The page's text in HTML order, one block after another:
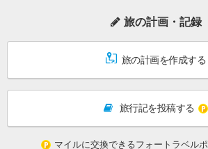
旅の計画・記録
旅の計画を作成する
旅行記を投稿する
マイルに交換できるフォートラベル